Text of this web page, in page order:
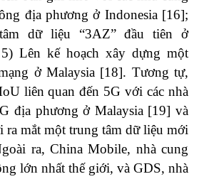
địa phương ở Indonesia [16];
dữ liệu “3AZ” đầu tiên ở
Lên kế hoạch xây dựng một
ở Malaysia [18]. Tương tự,
liên quan đến 5G với các nhà
địa phương ở Malaysia [19] và
ra mắt một trung tâm dữ liệu mới
ra, China Mobile, nhà cung
lớn nhất thế giới, và GDS, nhà